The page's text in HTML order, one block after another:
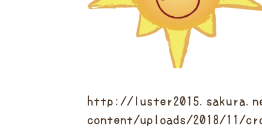
http://
content/uploads/2018/11/